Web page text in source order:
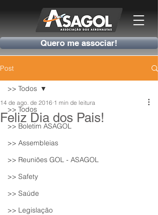
Quero me associar!
Post
>> Todos
>> Boletim ASAGOL
>> Assembleias
>> Reuniões GOL - ASAGOL
>> Safety
>> Saúde
>> Legislação
>> Todos
Feliz Dia dos Pais!
14 de ago. de 2016 1 min de leitura